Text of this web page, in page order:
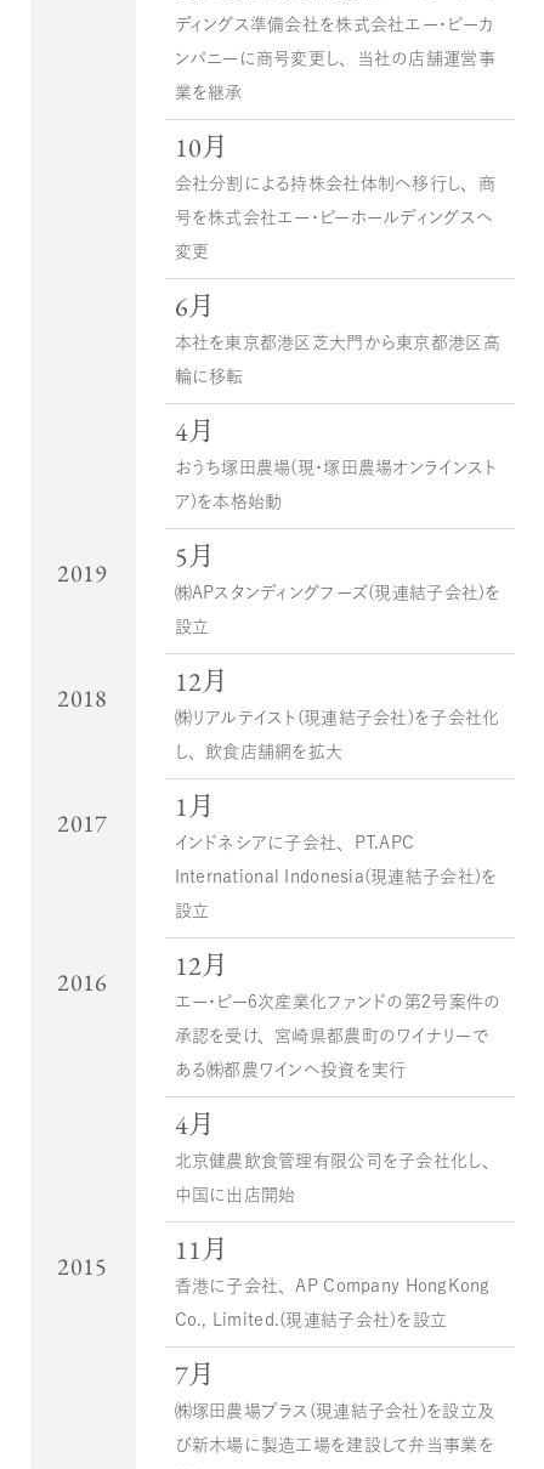
ディングス準備会社を株式会社エー・ピーカ
ンパニーに商号変更し、当社の店舗運営事
業を継承
10月
会社分割による持株会社体制へ移行し、商
号を株式会社エー・ピーホールディングスへ
変更
6月
本社を東京都港区芝大門から東京都港区高
輪に移転
4月
おうち塚田農場（現・塚田農場オンラインスト
ア）を本格始動
2019 5月
㈱APスタンディングフーズ（現連結子会社）を
設立
2018 12月
㈱リアルテイスト（現連結子会社）を子会社化
し、飲食店舗網を拡大
2017 1月
インドネシアに子会社、PT.APC
International Indonesia（現連結子会社）を
設立
2016 12月
エー・ピー６次産業化ファンドの第２号案件の
承認を受け、宮崎県都農町のワイナリーで
ある㈱都農ワインへ投資を実行
4月
北京健農飲食管理有限公司を子会社化し、
中国に出店開始
2015 11月
香港に子会社、AP Company HongKong
Co., Limited.（現連結子会社）を設立
7月
㈱塚田農場プラス（現連結子会社）を設立及
び新木場に製造工場を建設して弁当事業を